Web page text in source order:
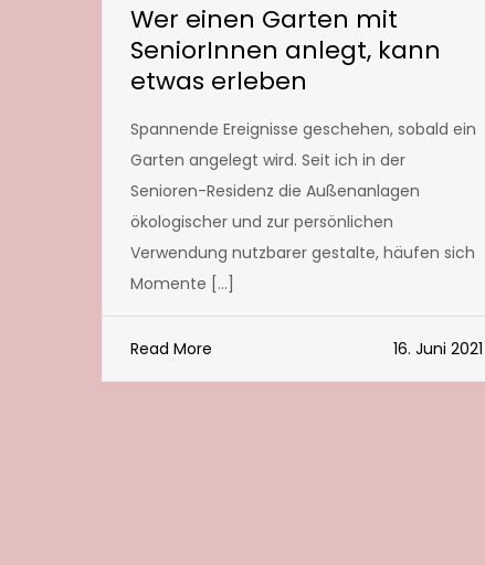
Wer einen Garten mit
SeniorInnen anlegt, kann
etwas erleben
Spannende Ereignisse geschehen, sobald ein
Garten angelegt wird. Seit ich in der
Senioren-Residenz die Außenanlagen
ökologischer und zur persönlichen
Verwendung nutzbarer gestalte, häufen sich
Momente […]
Read More 16. Juni 2021